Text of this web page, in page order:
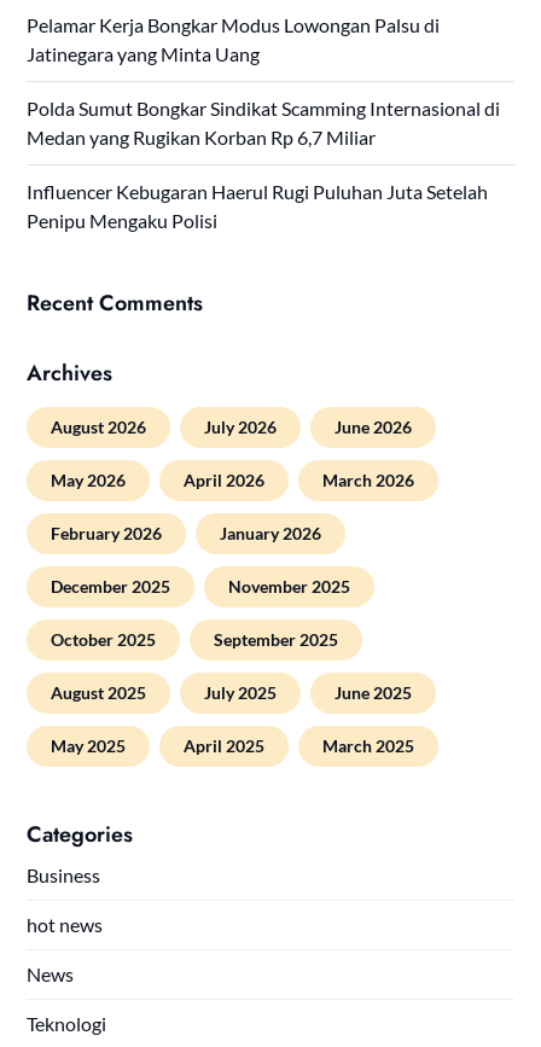
Pelamar Kerja Bongkar Modus Lowongan Palsu di
Jatinegara yang Minta Uang
Polda Sumut Bongkar Sindikat Scamming Internasional di
Medan yang Rugikan Korban Rp 6,7 Miliar
Influencer Kebugaran Haerul Rugi Puluhan Juta Setelah
Penipu Mengaku Polisi
Recent Comments
Archives
August 2026 July 2026 June 2026
May 2026 April 2026 March 2026
February 2026 January 2026
December 2025 November 2025
October 2025 September 2025
August 2025 July 2025 June 2025
May 2025 April 2025 March 2025
Categories
Business
hot news
News
Teknologi